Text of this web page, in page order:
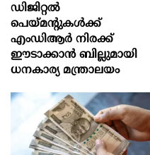
ഡിജിറ്റൽ
പെയ്മന്റുകൾക്ക്
എംഡിആർ നിരക്ക്
ഈടാക്കാൻ ബില്ലുമായി
ധനകാര്യ മന്ത്രാലയം